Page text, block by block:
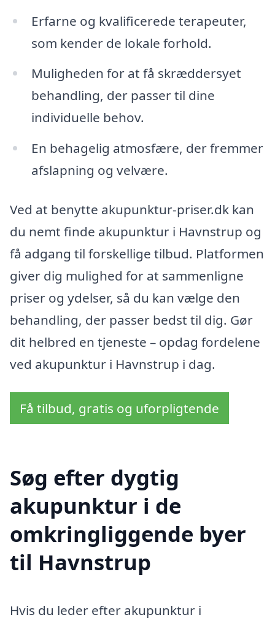
Erfarne og kvalificerede terapeuter,
som kender de lokale forhold.
Muligheden for at få skræddersyet
behandling, der passer til dine
individuelle behov.
En behagelig atmosfære, der fremmer
afslapning og velvære.
Ved at benytte akupunktur-priser.dk kan
du nemt finde akupunktur i Havnstrup og
få adgang til forskellige tilbud. Platformen
giver dig mulighed for at sammenligne
priser og ydelser, så du kan vælge den
behandling, der passer bedst til dig. Gør
dit helbred en tjeneste – opdag fordelene
ved akupunktur i Havnstrup i dag.
Få tilbud, gratis og uforpligtende
Søg efter dygtig
akupunktur i de
omkringliggende byer
til Havnstrup
Hvis du leder efter akupunktur i